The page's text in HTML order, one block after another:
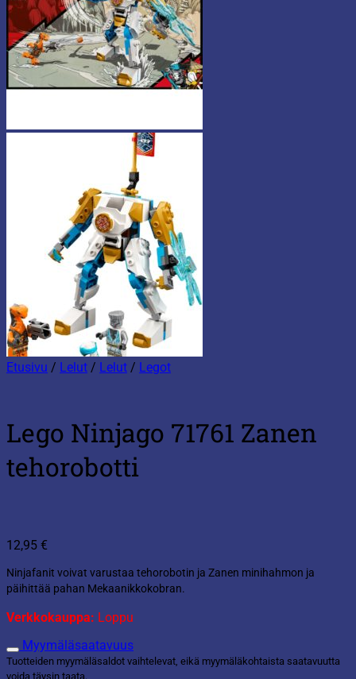
Etusivu / Lelut / Lelut / Legot
Lego Ninjago 71761 Zanen
tehorobotti
12,95 €
Ninjafanit voivat varustaa tehorobotin ja Zanen minihahmon ja
päihittää pahan Mekaanikkokobran.
Verkkokauppa: Loppu
Myymäläsaatavuus
Tuotteiden myymäläsaldot vaihtelevat, eikä myymäläkohtaista saatavuutta
voida täysin taata.